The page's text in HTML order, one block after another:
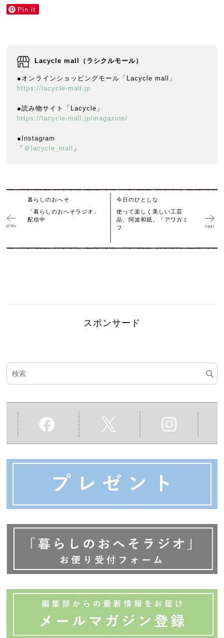
Lacycle mall（ラシクルモール）
●オンラインショッピングモール「Lacycle mall」
https://lacycle-mall.jp
●読み物サイト「Lacycle」
https://lacycle-mall.jp/magazine/
●Instagram
「 ＠lacycle_mall 」
暮らしのおへそ
「暮らしのおへそラジオ」
配信中
今日のひとしな
使って楽しく美しい工芸
品、阿波和紙。「アワガミ
フ
スポンサード